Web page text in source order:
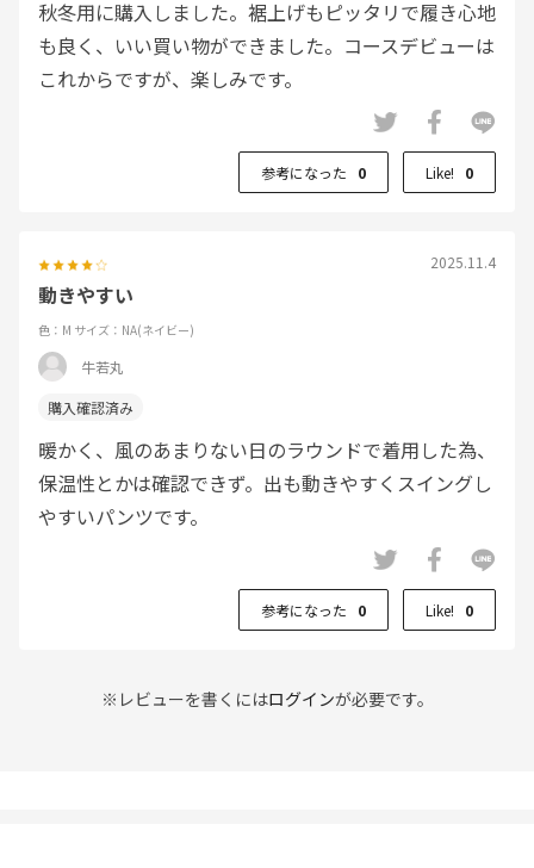
秋冬用に購入しました。裾上げもピッタリで履き心地
も良く、いい買い物ができました。コースデビューは
これからですが、楽しみです。
参考になった 0 Like! 0
2025.11.4
動きやすい
色：M サイズ：NA(ネイビー)
牛若丸
暖かく、風のあまりない日のラウンドで着用した為、
保温性とかは確認できず。出も動きやすくスイングし
やすいパンツです。
参考になった 0 Like! 0
※レビューを書くにはログインが必要です。